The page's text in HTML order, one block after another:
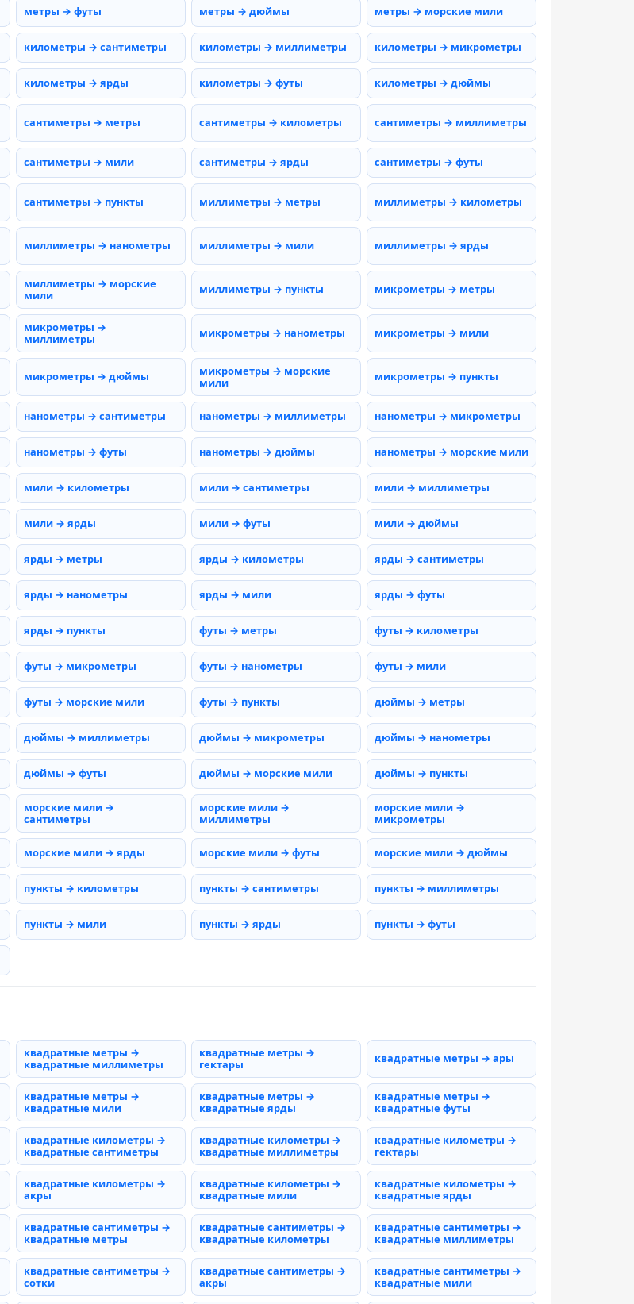
метры → футы метры → дюймы метры → морские мили
километры → сантиметры километры → миллиметры километры → микрометры
километры → ярды километры → футы километры → дюймы
сантиметры → метры сантиметры → километры сантиметры → миллиметры
сантиметры → мили сантиметры → ярды сантиметры → футы
сантиметры → пункты миллиметры → метры миллиметры → километры
миллиметры → нанометры миллиметры → мили миллиметры → ярды
миллиметры → морские
мили
миллиметры → пункты микрометры → метры
микрометры →
миллиметры
микрометры → нанометры микрометры → мили
микрометры → дюймы
микрометры → морские
мили
микрометры → пункты
нанометры → сантиметры нанометры → миллиметры нанометры → микрометры
нанометры → футы нанометры → дюймы нанометры → морские мили
мили → километры мили → сантиметры мили → миллиметры
мили → ярды мили → футы мили → дюймы
ярды → метры ярды → километры ярды → сантиметры
ярды → нанометры ярды → мили ярды → футы
ярды → пункты футы → метры футы → километры
футы → микрометры футы → нанометры футы → мили
футы → морские мили футы → пункты дюймы → метры
дюймы → миллиметры дюймы → микрометры дюймы → нанометры
дюймы → футы дюймы → морские мили дюймы → пункты
морские мили →
сантиметры
морские мили →
миллиметры
морские мили →
микрометры
морские мили → ярды морские мили → футы морские мили → дюймы
пункты → километры пункты → сантиметры пункты → миллиметры
пункты → мили пункты → ярды пункты → футы
квадратные метры →
квадратные миллиметры
квадратные метры →
гектары
квадратные метры → ары
квадратные метры →
квадратные мили
квадратные метры →
квадратные ярды
квадратные метры →
квадратные футы
квадратные километры →
квадратные сантиметры
квадратные километры →
квадратные миллиметры
квадратные километры →
гектары
квадратные километры →
акры
квадратные километры →
квадратные мили
квадратные километры →
квадратные ярды
квадратные сантиметры →
квадратные метры
квадратные сантиметры →
квадратные километры
квадратные сантиметры →
квадратные миллиметры
квадратные сантиметры →
сотки
квадратные сантиметры →
акры
квадратные сантиметры →
квадратные мили